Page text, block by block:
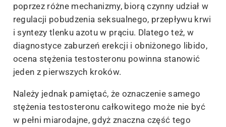
poprzez różne mechanizmy, biorą czynny udział w
regulacji pobudzenia seksualnego, przepływu krwi
i syntezy tlenku azotu w prąciu. Dlatego też, w
diagnostyce zaburzeń erekcji i obniżonego libido,
ocena stężenia testosteronu powinna stanowić
jeden z pierwszych kroków.
Należy jednak pamiętać, że oznaczenie samego
stężenia testosteronu całkowitego może nie być
w pełni miarodajne, gdyż znaczna część tego